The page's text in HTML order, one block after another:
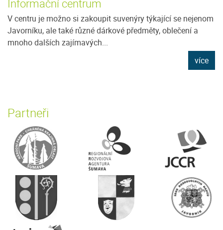
Informační centrum
V centru je možno si zakoupit suvenýry týkající se nejenom
Javorníku, ale také různé dárkové předměty, oblečení a
mnoho dalších zajímavých...
více
Partneři